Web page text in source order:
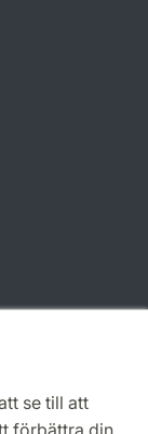
se till att
förbättra din